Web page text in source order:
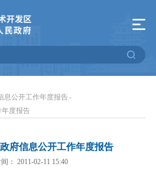
息公开工作年度报告-
年度报告
府信息公开工作年度报告
： 2011-02-11 15:40